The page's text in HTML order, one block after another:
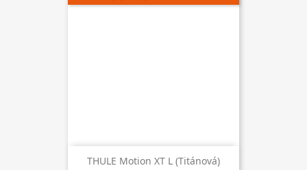
THULE Motion XT L (titánová)